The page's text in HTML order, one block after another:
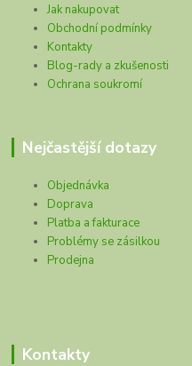
Jak nakupovat
Obchodní podmínky
Kontakty
Blog-rady a zkušenosti
Ochrana soukromí
Nejčastější dotazy
Objednávka
Doprava
Platba a fakturace
Problémy se zásilkou
Prodejna
Kontakty